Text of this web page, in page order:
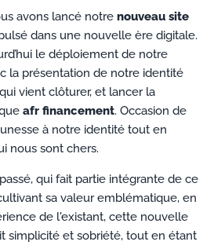
avons lancé notre nouveau site
dans une nouvelle ère digitale.
le déploiement de notre
la présentation de notre identité
vient clôturer, et lancer la
afr financement. Occasion de
à notre identité tout en
nous sont chers.
qui fait partie intégrante de ce
sa valeur emblématique, en
de l'existant, cette nouvelle
simplicité et sobriété, tout en étant